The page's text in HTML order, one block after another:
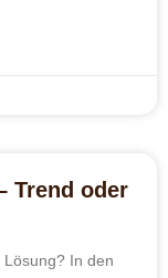
Trend oder
In den